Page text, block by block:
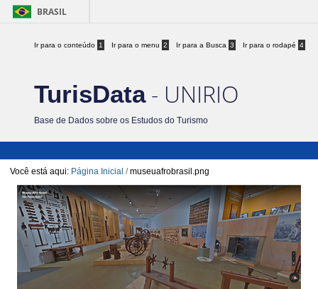
BRASIL
Ir para o conteúdo 1 Ir para o menu 2 Ir para a Busca 3 Ir para o rodapé 4
TurisData- UNIRIO
Base de Dados sobre os Estudos do Turismo
Você está aqui: Página Inicial /museuafrobrasil.png